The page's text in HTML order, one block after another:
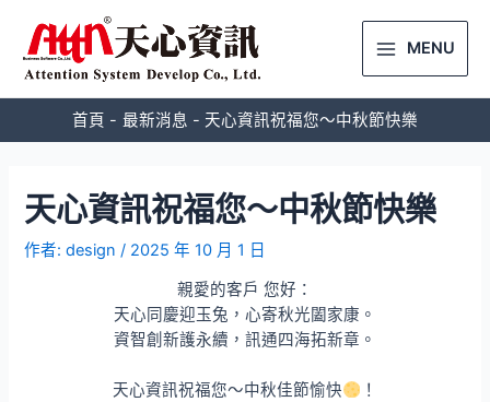
MENU
首頁 最新消息 天心資訊祝福您～中秋節快樂
天心資訊祝福您～中秋節快樂
作者:design/ 2025 年 10 月 1 日
親愛的客戶 您好：
天心同慶迎玉兔，心寄秋光闔家康。
資智創新護永續，訊通四海拓新章。
天心資訊祝福您～中秋佳節愉快 ！